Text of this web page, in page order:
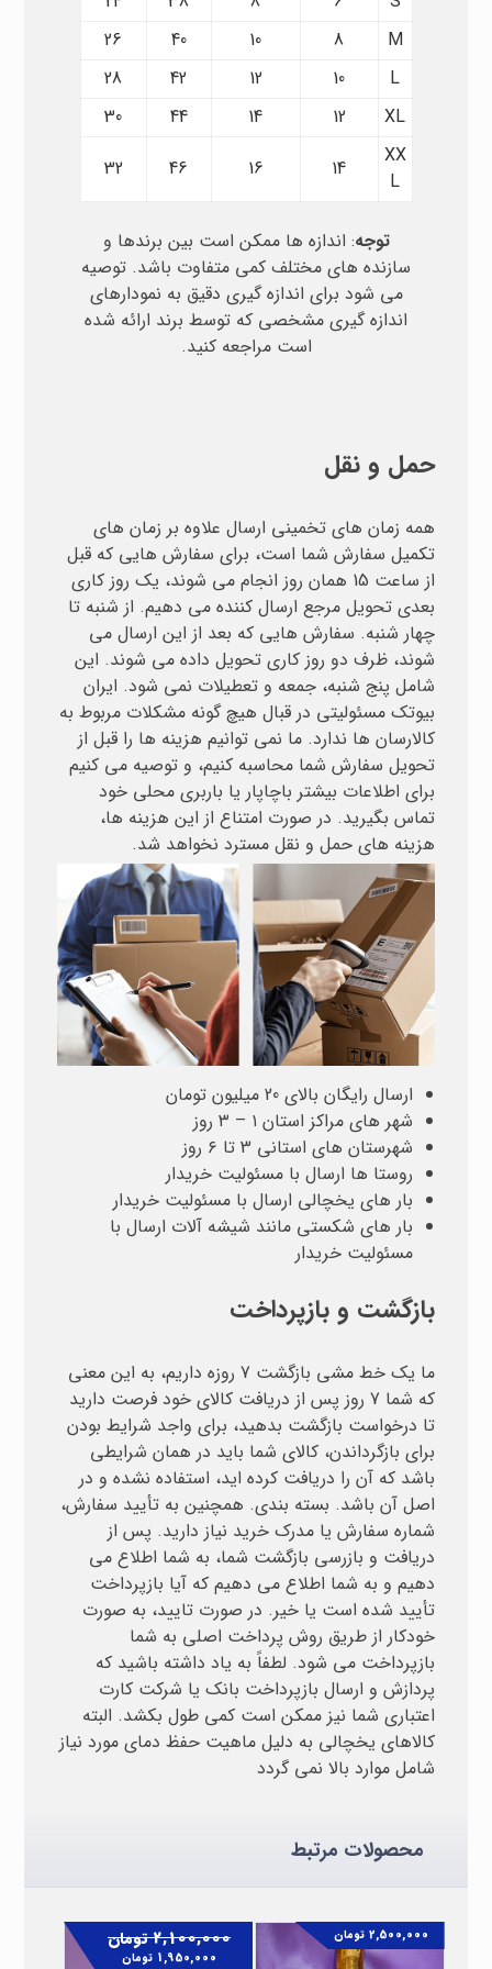
M
8
10
40
26
L
10
12
42
28
XL
12
14
44
30
XX
L
14
16
46
32
توجه: اندازه ها ممکن است بین برندها و
سازنده های مختلف کمی متفاوت باشد. توصیه
می شود برای اندازه گیری دقیق به نمودارهای
اندازه گیری مشخصی که توسط برند ارائه شده
است مراجعه کنید.
حمل و نقل
همه زمان های تخمینی ارسال علاوه بر زمان های
تکمیل سفارش شما است، برای سفارش هایی که قبل
از ساعت 15 همان روز انجام می شوند، یک روز کاری
بعدی تحویل مرجع ارسال کننده می دهیم. از شنبه تا
چهار شنبه. سفارش هایی که بعد از این ارسال می
شوند، ظرف دو روز کاری تحویل داده می شوند. این
شامل پنج شنبه، جمعه و تعطیلات نمی شود. ایران
بیوتک مسئولیتی در قبال هیچ گونه مشکلات مربوط به
کالارسان ها ندارد. ما نمی توانیم هزینه ها را قبل از
تحویل سفارش شما محاسبه کنیم، و توصیه می کنیم
برای اطلاعات بیشتر باچاپار یا باربری محلی خود
تماس بگیرید. در صورت امتناع از این هزینه ها،
هزینه های حمل و نقل مسترد نخواهد شد.
ارسال رایگان بالای 20 میلیون تومان
شهر های مراکز استان ۱ – ۳ روز
شهرستان های استانی 3 تا ۶ روز
روستا ها ارسال با مسئولیت خریدار
بار های یخچالی ارسال با مسئولیت خریدار
بار های شکستی مانند شیشه آلات ارسال با
مسئولیت خریدار
بازگشت و بازپرداخت
ما یک خط مشی بازگشت 7 روزه داریم، به این معنی
که شما 7 روز پس از دریافت کالای خود فرصت دارید
تا درخواست بازگشت بدهید، برای واجد شرایط بودن
برای بازگرداندن، کالای شما باید در همان شرایطی
باشد که آن را دریافت کرده اید، استفاده نشده و در
اصل آن باشد. بسته بندی. همچنین به تأیید سفارش،
شماره سفارش یا مدرک خرید نیاز دارید. پس از
دریافت و بازرسی بازگشت شما، به شما اطلاع می
دهیم و به شما اطلاع می دهیم که آیا بازپرداخت
تأیید شده است یا خیر. در صورت تایید، به صورت
خودکار از طریق روش پرداخت اصلی به شما
بازپرداخت می شود. لطفاً به یاد داشته باشید که
پردازش و ارسال بازپرداخت بانک یا شرکت کارت
اعتباری شما نیز ممکن است کمی طول بکشد. البته
کالاهای یخچالی به دلیل ماهیت حفظ دمای مورد نیاز
شامل موارد بالا نمی گردد
محصولات مرتبط
2,500,000 تومان 2,100,000تومان
1,950,000 تومان